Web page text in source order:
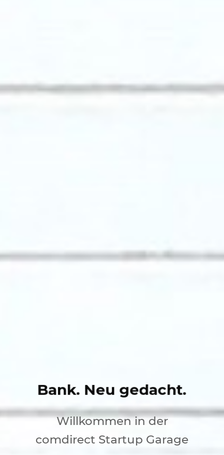
Bank. Neu gedacht.
Willkommen in der
comdirect Startup Garage